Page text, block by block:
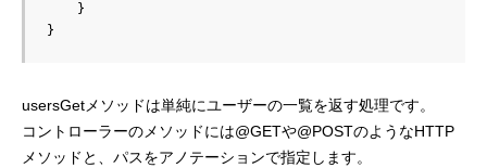
    }
usersGetメソッドは単純にユーザーの一覧を返す処理です。
コントローラーのメソッドには@GETや@POSTのようなHTTP
メソッドと、パスをアノテーションで指定します。